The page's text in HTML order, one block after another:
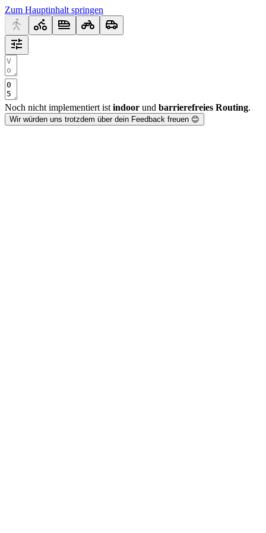
Zum Hauptinhalt springen
Noch nicht implementiert ist indoor und barrierefreies Routing.
Wir würden uns trotzdem über dein Feedback freuen 😊